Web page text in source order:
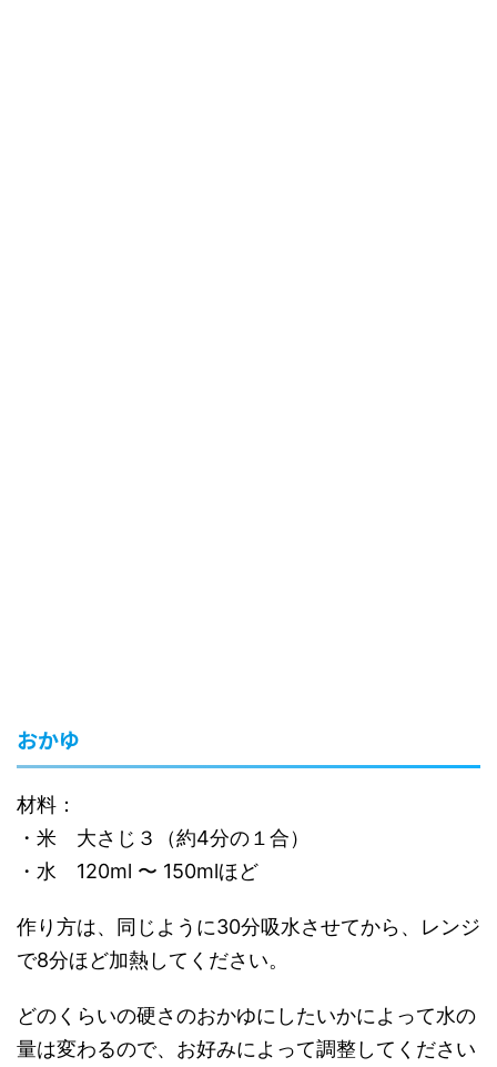
おかゆ
材料：
・米 大さじ３（約4分の１合）
・水 120ml 〜 150mlほど
作り方は、同じように30分吸水させてから、レンジ
で8分ほど加熱してください。
どのくらいの硬さのおかゆにしたいかによって水の
量は変わるので、お好みによって調整してください